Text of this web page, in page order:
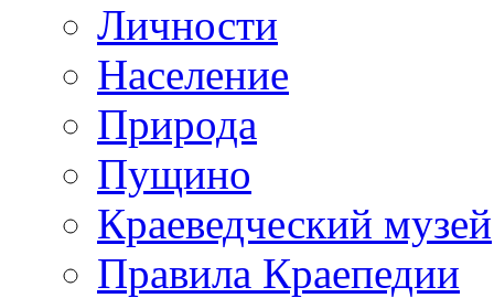
Личности
Население
Природа
Пущино
Краеведческий музей
Правила Краепедии